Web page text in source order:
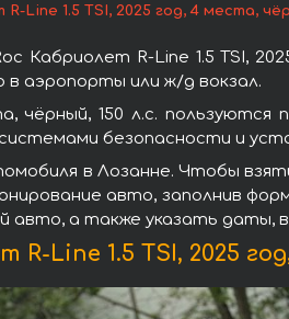
Line 1.5 TSI, 2025 год, 4 места,
Кабриолет R-Line 1.5 TSI,
аэропорты или ж/д вокзал.
чёрный, 150 л.с.
безопасности и
в Лозанне. Чтобы
авто, заполнив
а также указать даты,
Line 1.5 TSI, 2025